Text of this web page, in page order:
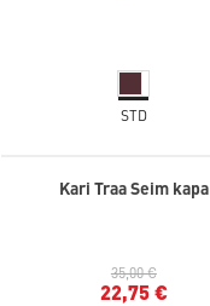
STD
Kari Traa Seim kapa
35,00 €
22,75 €